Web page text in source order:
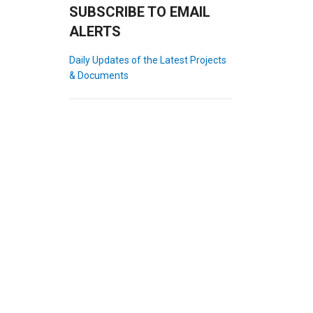
SUBSCRIBE TO EMAIL
ALERTS
Daily Updates of the Latest Projects
& Documents